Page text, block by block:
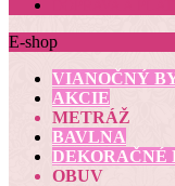
E-shop
VIANOČNÝ
AKCIE
METRÁŽ
BAVLNA
DEKORAČNÉ
OBUV